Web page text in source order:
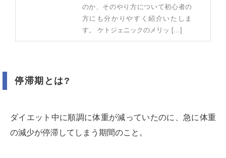
のか、そのやり方について初心者の
方にも分かりやすく紹介いたしま
す。 ケトジェニックのメリッ […]
停滞期とは?
ダイエット中に順調に体重が減っていたのに、急に体重
の減少が停滞してしまう期間のこと。